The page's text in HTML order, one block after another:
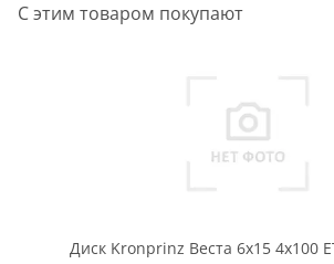
С этим товаром покупают
Диск Kronprinz Веста 6x15 4x100